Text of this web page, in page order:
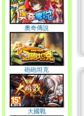
奧奇傳說
砲砲坦克
大國戰